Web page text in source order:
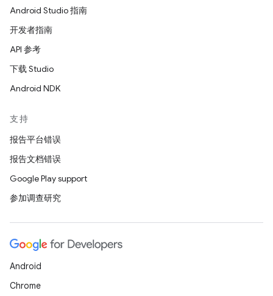
Android Studio 指南
开发者指南
API 参考
下载 Studio
Android NDK
支持
报告平台错误
报告文档错误
Google Play support
参加调查研究
Android
Chrome